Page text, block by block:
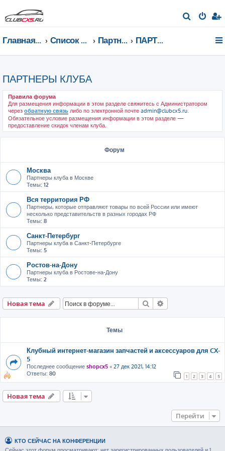
о
Главная страница Список форумов Партнеры клуба ПАРТНЕРЫ КЛУБА
ПАРТНЕРЫ КЛУБА
Правила форума
Для размещения информации в этом разделе свяжитесь с Администратором
через обратную связь либо по электронной почте admin@clubcx5.ru.
Обязательное условие размещения информации в этом разделе —
предоставление скидок членам клуба.
Форум
Москва
Партнеры клуба в Москве
Темы: 12
Вся территория РФ
Партнеры, которые отправляют товары по всей России или имеют
несколько представительств в разных городах РФ
Темы: 8
Санкт-Петербург
Партнеры клуба в Санкт-Петербурге
Темы: 5
Ростов-на-Дону
Партнеры клуба в Ростове-на-Дону
Темы: 2
Новая тема Поиск
Темы
Клубный интернет-магазин запчастей и аксессуаров для CX-
5
Последнее сообщение shopcx5 « 27 дек 2021, 14:12
Ответы: 80 1 2 3 4 5
Новая тема
Перейти
КТО СЕЙЧАС НА КОНФЕРЕНЦИИ